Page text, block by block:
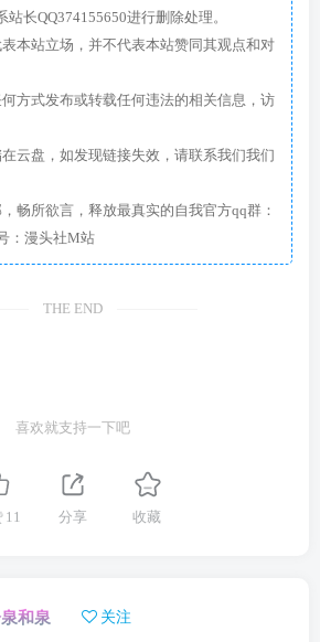
长QQ374155650进行删除处理。
本站立场，并不代表本站赞同其观点和对
方式发布或转载任何违法的相关信息，访
云盘，如发现链接失效，请联系我们我们
畅所欲言，释放最真实的自我官方qq群：
公众号：漫头社M站
THE END
喜欢就支持一下吧
11 分享 收藏
和泉 关注